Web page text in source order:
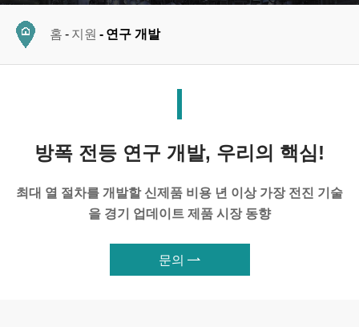
홈 지원 연구 개발
방폭 전등 연구 개발, 우리의 핵심!
최대 열 절차를 개발할 신제품 비용 년 이상 가장 전진 기술
을 경기 업데이트 제품 시장 동향
문의 